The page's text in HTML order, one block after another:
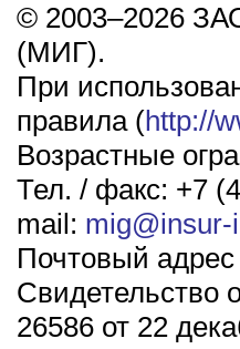
© 2003–2026
(МИГ).
При
правила (http://
Возрастные
Тел. / факс: +7
mail: mig@insur-
Почтовый
Свидетельство
26586 от 22